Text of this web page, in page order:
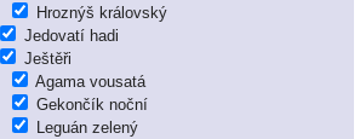
Hroznýš královský
Jedovatí hadi
Ještěři
Agama vousatá
Gekončík noční
Leguán zelený